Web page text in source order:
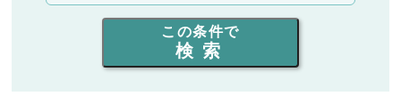
出力を選ぶ
同時通話人数を選ぶ
この条件で
検索